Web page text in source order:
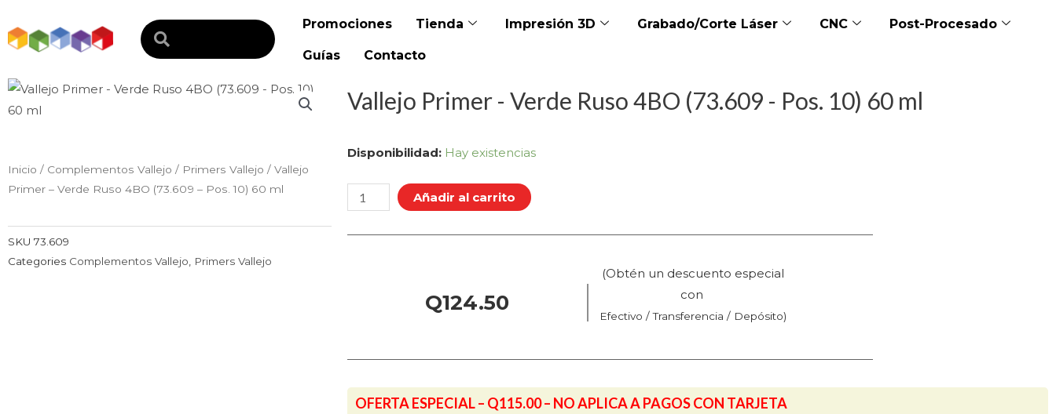
al
contenido
Promociones Tienda Impresión 3D Grabado/Corte Láser CNC Post-Procesado
Guías Contacto
Inicio / Complementos Vallejo / Primers Vallejo / Vallejo
Primer – Verde Ruso 4BO (73.609 – Pos. 10) 60 ml
SKU 73.609
Categories Complementos Vallejo Primers Vallejo
Vallejo Primer - Verde Ruso 4BO (73.609 - Pos. 10) 60 ml
Disponibilidad: Hay existencias
Vallejo
Verde
Ruso
60
ml
cantidad
Añadir al carrito
Q124.50
(Obtén un descuento especial
con
Efectivo / Transferencia / Depósito)
OFERTA ESPECIAL – Q115.00 – NO APLICA A PAGOS CON TARJETA